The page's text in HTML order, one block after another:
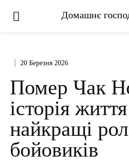
Домашнє
20 Березня 2026
Помер Чак
історія
найкращі
бойовиків